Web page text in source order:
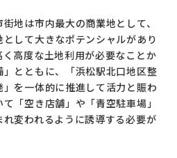
地は市内最大の商業地として、
して大きなポテンシャルがあり
高度な土地利用が必要なことか
とともに、「浜松駅北口地区整
を一体的に推進して活力と賑わ
「空き店舗」や「青空駐車場」
変われるように誘導する必要が